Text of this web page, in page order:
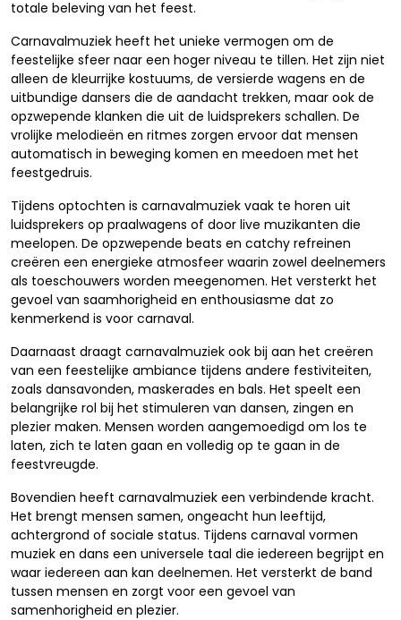
totale beleving van het feest.
Carnavalmuziek heeft het unieke vermogen om de
feestelijke sfeer naar een hoger niveau te tillen. Het zijn niet
alleen de kleurrijke kostuums, de versierde wagens en de
uitbundige dansers die de aandacht trekken, maar ook de
opzwepende klanken die uit de luidsprekers schallen. De
vrolijke melodieën en ritmes zorgen ervoor dat mensen
automatisch in beweging komen en meedoen met het
feestgedruis.
Tijdens optochten is carnavalmuziek vaak te horen uit
luidsprekers op praalwagens of door live muzikanten die
meelopen. De opzwepende beats en catchy refreinen
creëren een energieke atmosfeer waarin zowel deelnemers
als toeschouwers worden meegenomen. Het versterkt het
gevoel van saamhorigheid en enthousiasme dat zo
kenmerkend is voor carnaval.
Daarnaast draagt carnavalmuziek ook bij aan het creëren
van een feestelijke ambiance tijdens andere festiviteiten,
zoals dansavonden, maskerades en bals. Het speelt een
belangrijke rol bij het stimuleren van dansen, zingen en
plezier maken. Mensen worden aangemoedigd om los te
laten, zich te laten gaan en volledig op te gaan in de
feestvreugde.
Bovendien heeft carnavalmuziek een verbindende kracht.
Het brengt mensen samen, ongeacht hun leeftijd,
achtergrond of sociale status. Tijdens carnaval vormen
muziek en dans een universele taal die iedereen begrijpt en
waar iedereen aan kan deelnemen. Het versterkt de band
tussen mensen en zorgt voor een gevoel van
samenhorigheid en plezier.